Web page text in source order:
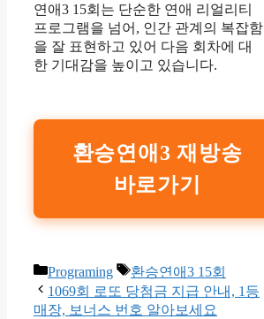
연애3 15회는 단순한 연애 리얼리티
프로그램을 넘어, 인간 관계의 복잡함
을 잘 표현하고 있어 다음 회차에 대
한 기대감을 높이고 있습니다.
환승연애3 재방송
바로가기
Categories
Programing Tags
환승연애3 15회
1069회 로또 당첨금 지급 안내, 1등
매장, 보너스 번호 알아보세요